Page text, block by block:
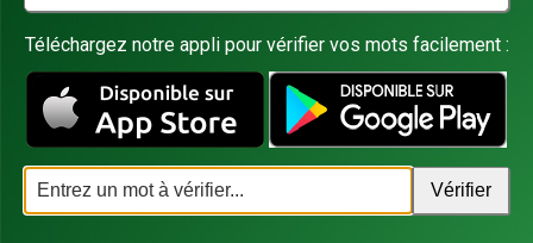
Téléchargez notre appli pour vérifier vos mots facilement :